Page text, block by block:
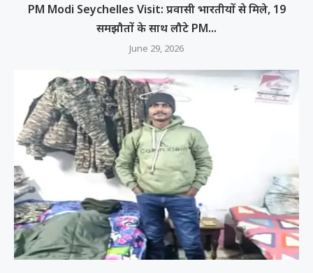
PM Modi Seychelles Visit: प्रवासी भारतीयों से मिले, 19
समझौतों के साथ लौटे PM...
June 29, 2026